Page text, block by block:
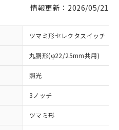
情報更新：2026/05/21
ツマミ形セレクタスイッチ
丸胴形(φ22/25mm共用)
照光
3ノッチ
ツマミ形